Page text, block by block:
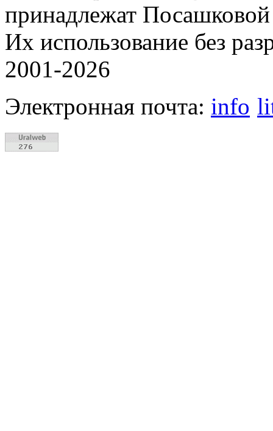
принадлежат
Их использование без
2001-2026
Электронная почта: info